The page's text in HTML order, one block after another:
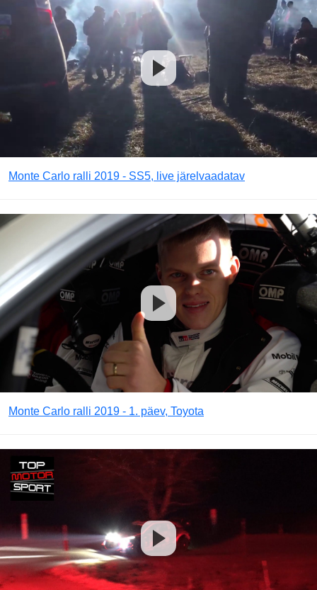
Monte Carlo ralli 2019 - SS5, live järelvaadatav
Monte Carlo ralli 2019 - 1. päev, Toyota